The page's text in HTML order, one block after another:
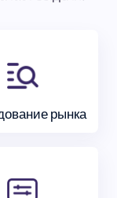
рынка